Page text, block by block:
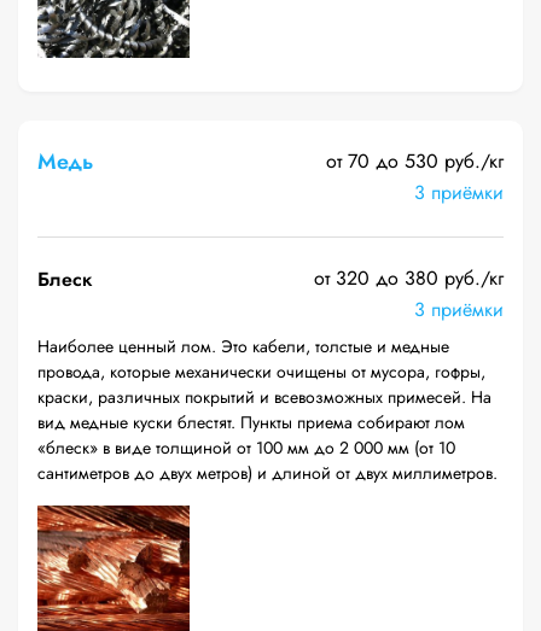
Медь
от 70 до 530 руб./кг
3 приёмки
Блеск
от 320 до 380 руб./кг
3 приёмки
Наиболее ценный лом. Это кабели, толстые и медные
провода, которые механически очищены от мусора, гофры,
краски, различных покрытий и всевозможных примесей. На
вид медные куски блестят. Пункты приема собирают лом
«блеск» в виде толщиной от 100 мм до 2 000 мм (от 10
сантиметров до двух метров) и длиной от двух миллиметров.